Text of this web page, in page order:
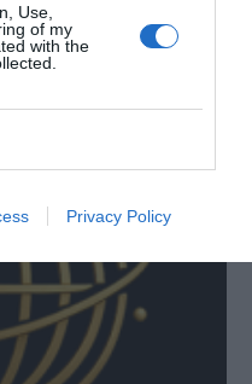
Use,
of my
with the
Privacy Policy